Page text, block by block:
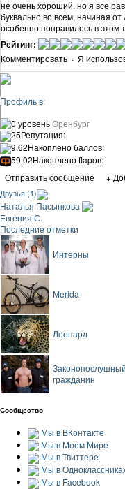
не очень хороший, но я все
буквально во всем, начиная
особенно понравилось в этом
Рейтинг:
Комментировать · Я
Профиль в:
0 уровеньОренбург
25Репутация:
9.62Накоплено баллов:
59.02Накоплено flapов:
Отправить сообщение
+
Друзья (1)
Наталья Пасынкова
Евгения С.
Последние отметки
Интерны
Merida
Леопард
Законопослушный
гражданин
Сообщество
Мы в ВКонтакте
Мы в Моем Мире
Мы в Твиттере
Мы в
Мы в Facebook